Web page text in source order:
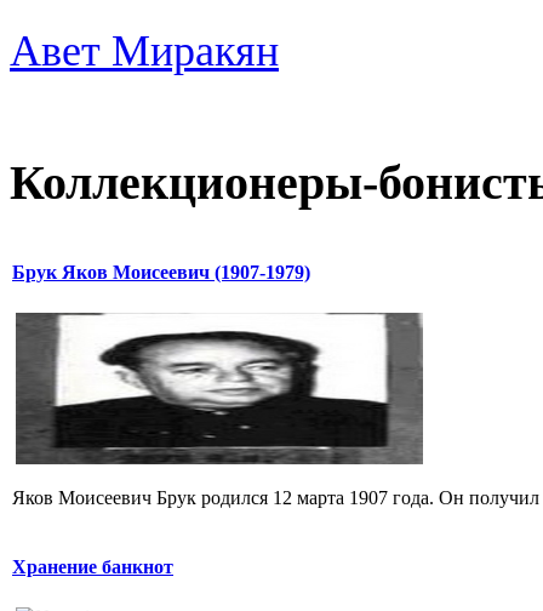
Авет Миракян
Коллекционеры-
Брук Яков Моисеевич (1907-1979)
Яков Моисеевич Брук родился 12 марта 1907 года. Он
Хранение банкнот